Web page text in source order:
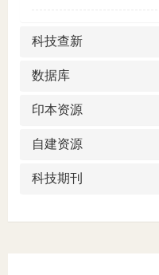
科技查新
数据库
印本资源
自建资源
科技期刊